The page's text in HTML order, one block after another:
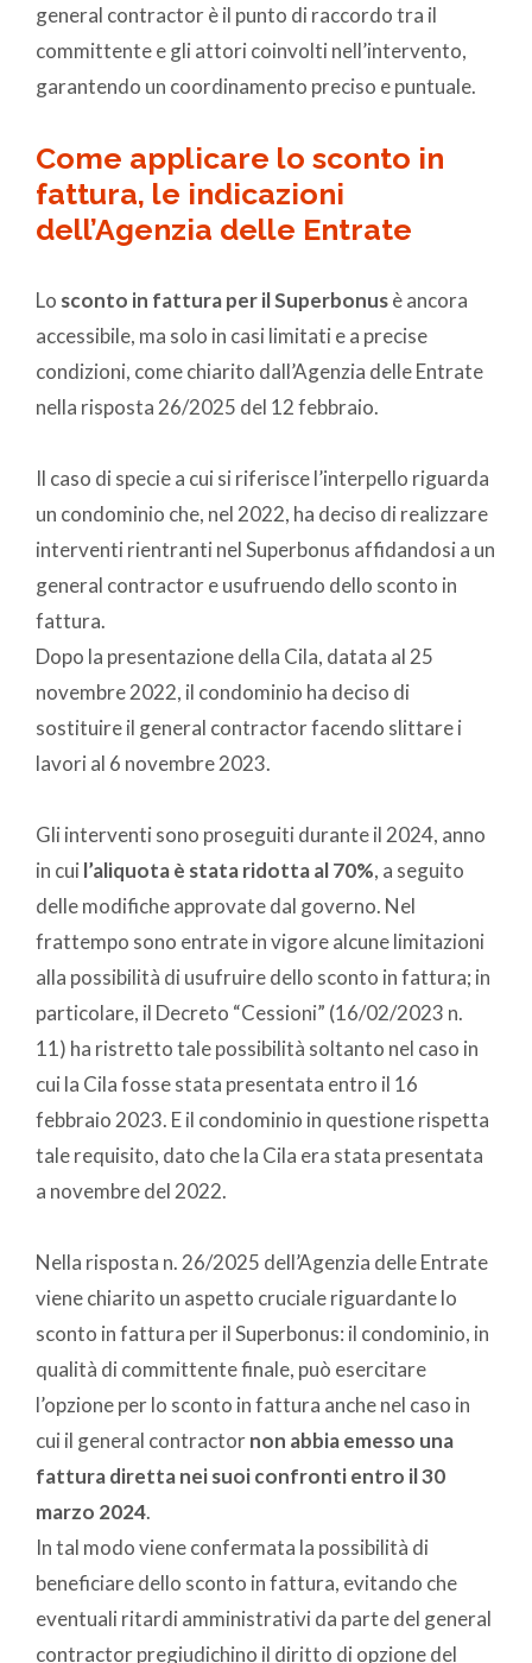
general contractor è il punto di raccordo tra il
committente e gli attori coinvolti nell’intervento,
garantendo un coordinamento preciso e puntuale.
Come applicare lo sconto in
fattura, le indicazioni
dell’Agenzia delle Entrate
Lo sconto in fattura per il Superbonusè ancora
accessibile, ma solo in casi limitati e a precise
condizioni, come chiarito dall’Agenzia delle Entrate
nella risposta 26/2025 del 12 febbraio.
Il caso di specie a cui si riferisce l’interpello riguarda
un condominio che, nel 2022, ha deciso di realizzare
interventi rientranti nel Superbonus affidandosi a un
general contractor e usufruendo dello sconto in
fattura.
Dopo la presentazione della Cila, datata al 25
novembre 2022, il condominio ha deciso di
sostituire il general contractor facendo slittare i
lavori al 6 novembre 2023.
Gli interventi sono proseguiti durante il 2024, anno
in cui l’aliquota è stata ridotta al 70%, a seguito
delle modifiche approvate dal governo. Nel
frattempo sono entrate in vigore alcune limitazioni
alla possibilità di usufruire dello sconto in fattura; in
particolare, il Decreto “Cessioni” (16/02/2023 n.
11) ha ristretto tale possibilità soltanto nel caso in
cui la Cila fosse stata presentata entro il 16
febbraio 2023. E il condominio in questione rispetta
tale requisito, dato che la Cila era stata presentata
a novembre del 2022.
Nella risposta n. 26/2025 dell’Agenzia delle Entrate
viene chiarito un aspetto cruciale riguardante lo
sconto in fattura per il Superbonus: il condominio, in
qualità di committente finale, può esercitare
l’opzione per lo sconto in fattura anche nel caso in
cui il general contractornon abbia emesso una
fattura diretta nei suoi confronti entro il 30
marzo 2024.
In tal modo viene confermata la possibilità di
beneficiare dello sconto in fattura, evitando che
eventuali ritardi amministrativi da parte del general
contractor pregiudichino il diritto di opzione del